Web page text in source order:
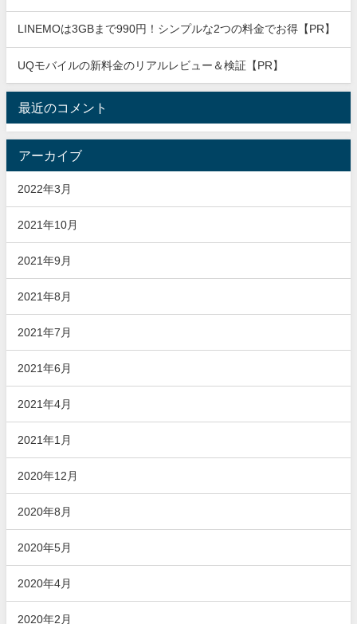
LINEMOは3GBまで990円！シンプルな2つの料金でお得【PR】
UQモバイルの新料金のリアルレビュー＆検証【PR】
最近のコメント
アーカイブ
2022年3月
2021年10月
2021年9月
2021年8月
2021年7月
2021年6月
2021年4月
2021年1月
2020年12月
2020年8月
2020年5月
2020年4月
2020年2月